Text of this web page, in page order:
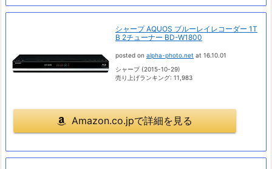
シャープ AQUOS ブルーレイレコーダー 1T
B 2チューナー BD-W1800
posted on alpha-photo.net at 16.10.01
シャープ (2015-10-29)
売り上げランキング: 11,983
Amazon.co.jpで詳細を見る